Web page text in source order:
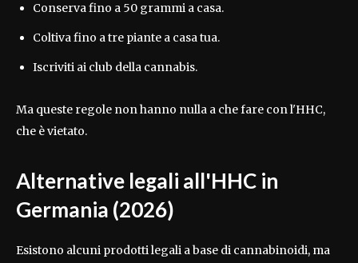
Conserva fino a 50 grammi a casa.
Coltiva fino a tre piante a casa tua.
Iscriviti ai club della cannabis.
Ma queste regole non hanno nulla a che fare con l'HHC,
che è vietato.
Alternative legali all'HHC in
Germania (2026)
Esistono alcuni prodotti legali a base di cannabinoidi, ma